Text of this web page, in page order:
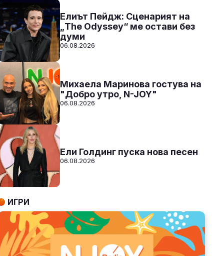
СЛУШАЙ
Елиът Пейдж: Сценарият на
„The Odyssey“ ме остави без
думи
06.08.2026
Михаела Маринова гостува на
"Добро утро, N-JOY"
06.08.2026
Ели Голдинг пуска нова песен
06.08.2026
ИГРИ